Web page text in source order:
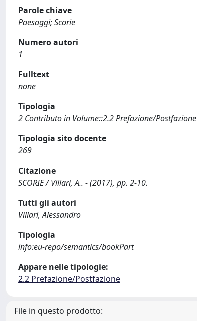
Parole chiave
Paesaggi; Scorie
Numero autori
1
Fulltext
none
Tipologia
2 Contributo in Volume::2.2 Prefazione/Postfazione
Tipologia sito docente
269
Citazione
SCORIE / Villari, A.. - (2017), pp. 2-10.
Tutti gli autori
Villari, Alessandro
Tipologia
info:eu-repo/semantics/bookPart
Appare nelle tipologie:
2.2 Prefazione/Postfazione
File in questo prodotto: